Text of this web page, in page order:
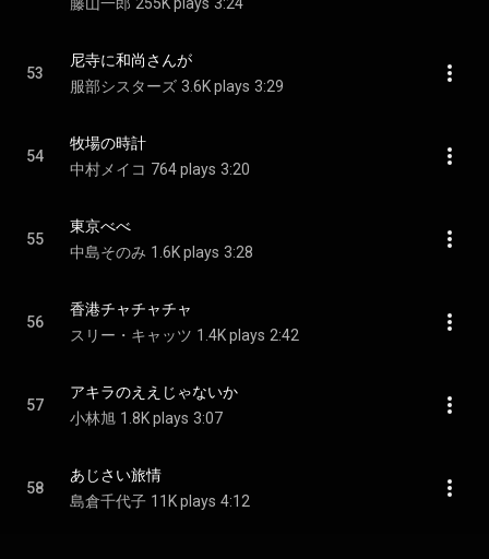
53
尼寺に和尚さんが
服部シスターズ 3.6K plays 3:29
54
牧場の時計
中村メイコ 764 plays 3:20
55
東京べべ
中島そのみ 1.6K plays 3:28
56
香港チャチャチャ
スリー・キャッツ 1.4K plays 2:42
57
アキラのええじゃないか
小林旭 1.8K plays 3:07
58
あじさい旅情
島倉千代子 11K plays 4:12